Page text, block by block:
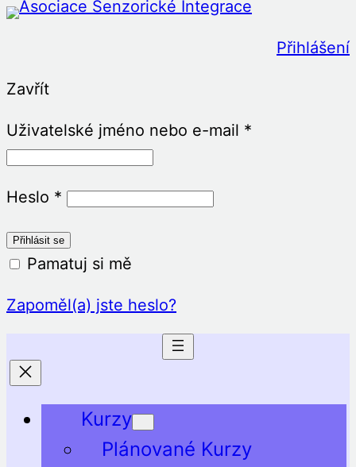
Přeskočit
Přihlášení
Zavřít
Uživatelské jméno nebo e-mail *
Heslo *
Pamatuj si mě
Zapoměl(a) jste heslo?
Kurzy
Plánované Kurzy